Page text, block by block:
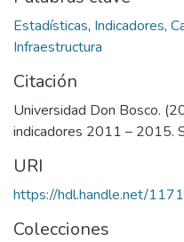
Estadísticas, Indicadores,
Infraestructura
Citación
Universidad Don Bosco.
indicadores 2011 – 2015.
URI
https://hdl.handle.net/
Colecciones